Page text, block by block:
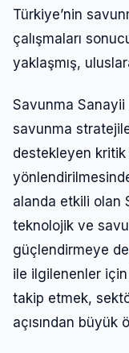
Türkiye’nin
çalışmaları
yaklaşmış,
Savunma Sanayii
savunma
destekleyen
alanda etkili olan
teknolojik ve
güçlendirmeye
ile ilgilenenler
takip etmek,
açısından büyük